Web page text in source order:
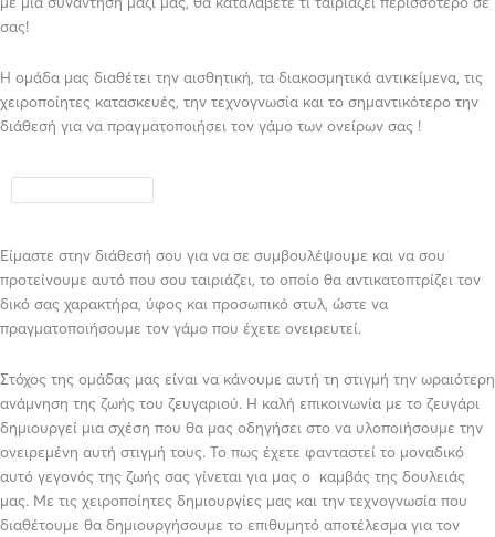
σας!
Η ομάδα μας διαθέτει την αισθητική, τα διακοσμητικά αντικείμενα, τις
χειροποίητες κατασκευές, την τεχνογνωσία και το σημαντικότερο την
διάθεσή για να πραγματοποιήσει τον γάμο των ονείρων σας !
Είμαστε στην διάθεσή σου για να σε συμβουλέψουμε και να σου
προτείνουμε αυτό που σου ταιριάζει, το οποίο θα αντικατοπτρίζει τον
δικό σας χαρακτήρα, ύφος και προσωπικό στυλ, ώστε να
πραγματοποιήσουμε τον γάμο που έχετε ονειρευτεί.
Στόχος της ομάδας μας είναι να κάνουμε αυτή τη στιγμή την ωραιότερη
ανάμνηση της ζωής του ζευγαριού. Η καλή επικοινωνία με το ζευγάρι
δημιουργεί μια σχέση που θα μας οδηγήσει στο να υλοποιήσουμε την
ονειρεμένη αυτή στιγμή τους. Το πως έχετε φανταστεί το μοναδικό
αυτό γεγονός της ζωής σας γίνεται για μας ο καμβάς της δουλειάς
μας. Με τις χειροποίητες δημιουργίες μας και την τεχνογνωσία που
διαθέτουμε θα δημιουργήσουμε το επιθυμητό αποτέλεσμα για τον